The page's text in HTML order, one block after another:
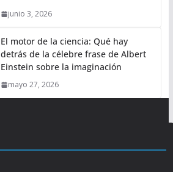
junio 3, 2026
El motor de la ciencia: Qué hay
detrás de la célebre frase de Albert
Einstein sobre la imaginación
mayo 27, 2026